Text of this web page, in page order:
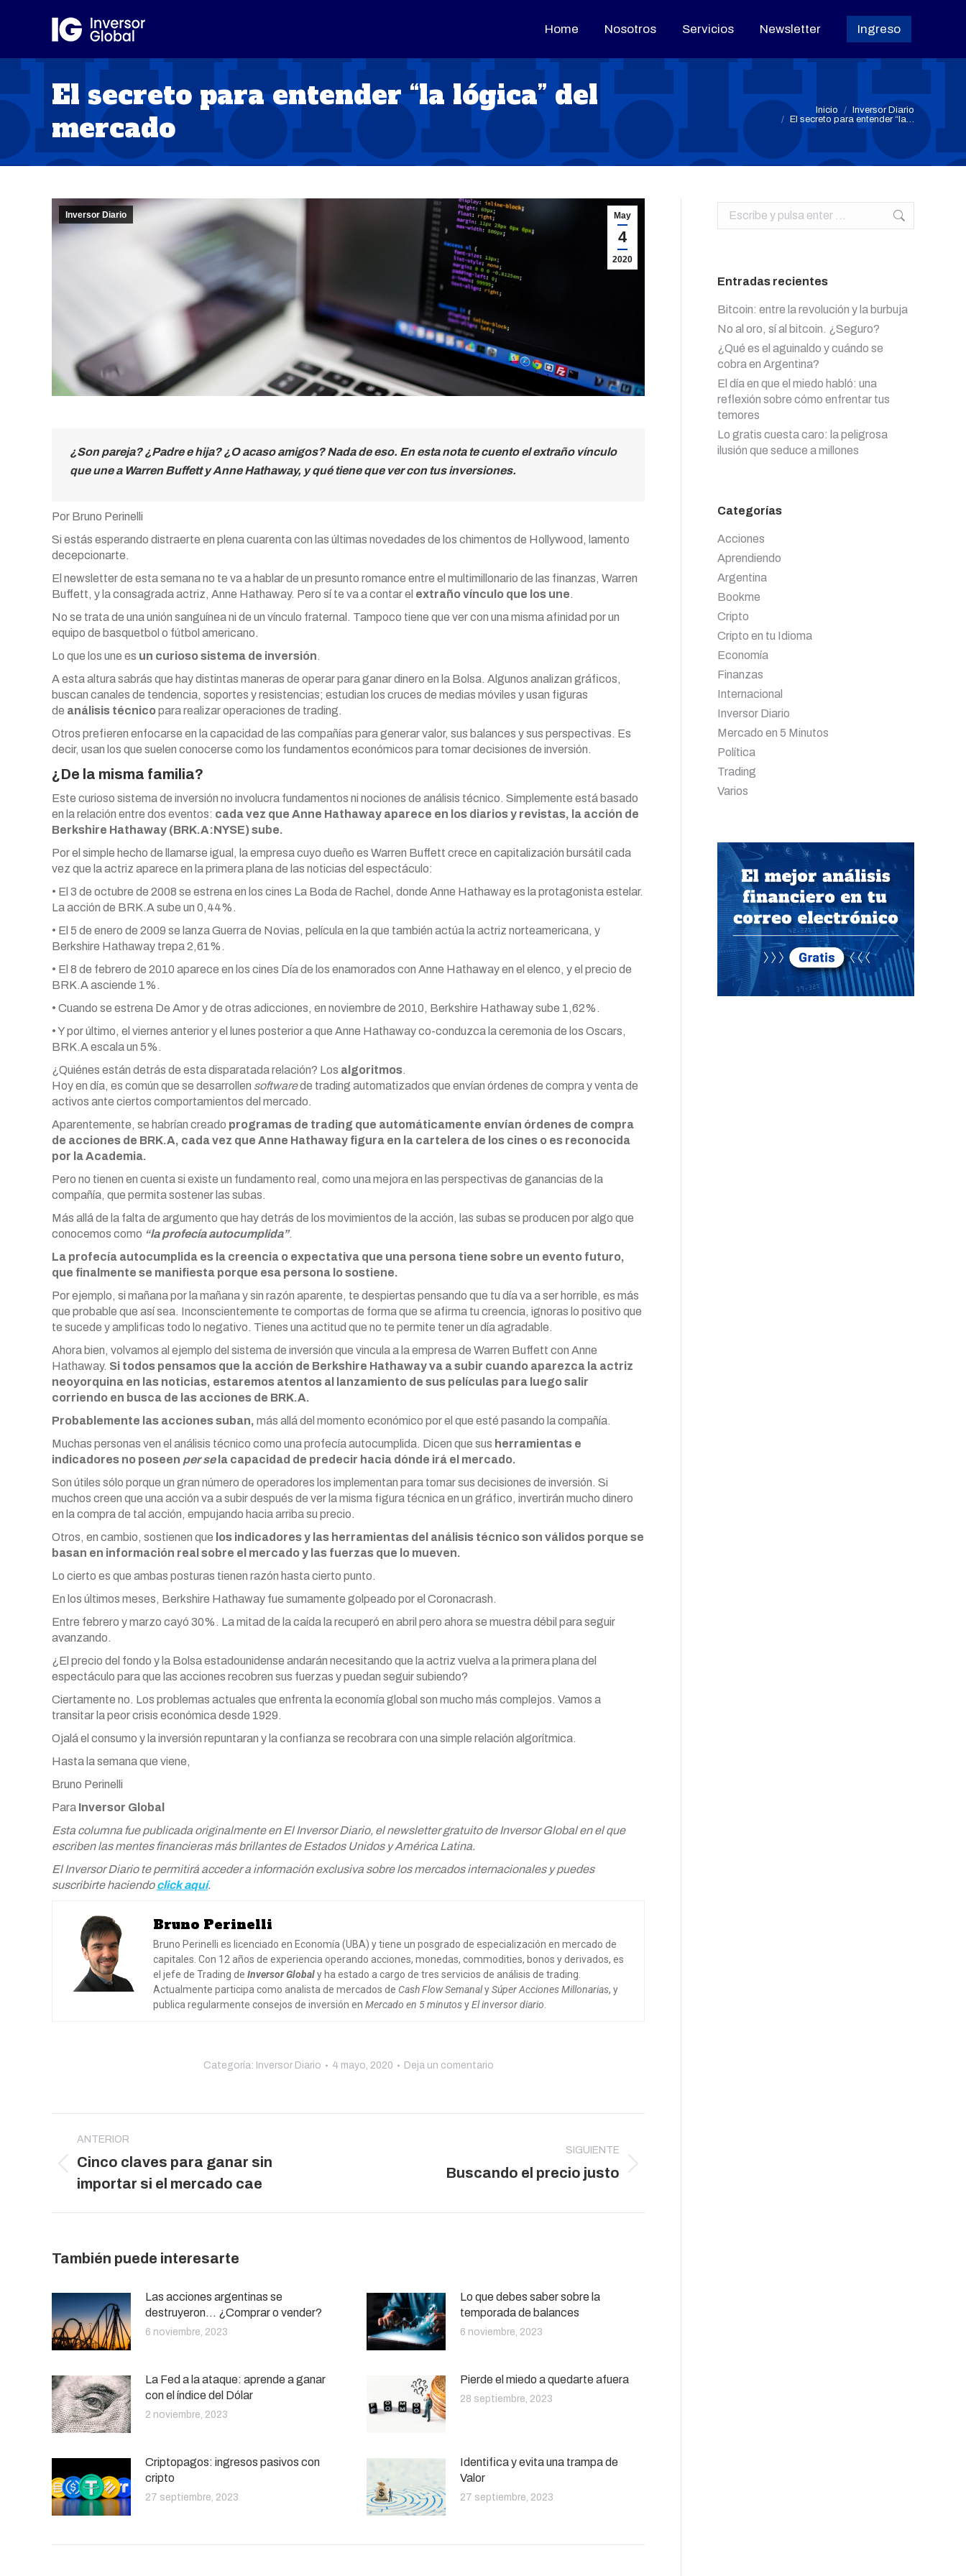
Home Nosotros Servicios Newsletter Ingreso
El secreto para entender “la lógica” del
mercado
Inicio
Inversor Diario
El secreto para entender “la…
May
4
2020
Inversor Diario
¿Son pareja? ¿Padre e hija? ¿O acaso amigos? Nada de eso. En esta nota te cuento el extraño vínculo
que une a Warren Buffett y Anne Hathaway, y qué tiene que ver con tus inversiones.
Por Bruno Perinelli
Si estás esperando distraerte en plena cuarenta con las últimas novedades de los chimentos de Hollywood, lamento
decepcionarte.
El newsletter de esta semana no te va a hablar de un presunto romance entre el multimillonario de las finanzas, Warren
Buffett, y la consagrada actriz, Anne Hathaway. Pero sí te va a contar el extraño vínculo que los une.
No se trata de una unión sanguínea ni de un vínculo fraternal. Tampoco tiene que ver con una misma afinidad por un
equipo de basquetbol o fútbol americano.
Lo que los une es un curioso sistema de inversión.
A esta altura sabrás que hay distintas maneras de operar para ganar dinero en la Bolsa. Algunos analizan gráficos,
buscan canales de tendencia, soportes y resistencias; estudian los cruces de medias móviles y usan figuras
de análisis técnicopara realizar operaciones de trading.
Otros prefieren enfocarse en la capacidad de las compañías para generar valor, sus balances y sus perspectivas. Es
decir, usan los que suelen conocerse como los fundamentos económicos para tomar decisiones de inversión.
¿De la misma familia?
Este curioso sistema de inversión no involucra fundamentos ni nociones de análisis técnico. Simplemente está basado
en la relación entre dos eventos: cada vez que Anne Hathaway aparece en los diarios y revistas, la acción de
Berkshire Hathaway (BRK.A:NYSE) sube.
Por el simple hecho de llamarse igual, la empresa cuyo dueño es Warren Buffett crece en capitalización bursátil cada
vez que la actriz aparece en la primera plana de las noticias del espectáculo:
• El 3 de octubre de 2008 se estrena en los cines La Boda de Rachel, donde Anne Hathaway es la protagonista estelar.
La acción de BRK.A sube un 0,44%.
• El 5 de enero de 2009 se lanza Guerra de Novias, película en la que también actúa la actriz norteamericana, y
Berkshire Hathaway trepa 2,61%.
• El 8 de febrero de 2010 aparece en los cines Día de los enamorados con Anne Hathaway en el elenco, y el precio de
BRK.A asciende 1%.
• Cuando se estrena De Amor y de otras adicciones, en noviembre de 2010, Berkshire Hathaway sube 1,62%.
• Y por último, el viernes anterior y el lunes posterior a que Anne Hathaway co-conduzca la ceremonia de los Oscars,
BRK.A escala un 5%.
¿Quiénes están detrás de esta disparatada relación? Los algoritmos.
Hoy en día, es común que se desarrollen softwarede trading automatizados que envían órdenes de compra y venta de
activos ante ciertos comportamientos del mercado.
Aparentemente, se habrían creado programas de trading que automáticamente envían órdenes de compra
de acciones de BRK.A, cada vez que Anne Hathaway figura en la cartelera de los cines o es reconocida
por la Academia.
Pero no tienen en cuenta si existe un fundamento real, como una mejora en las perspectivas de ganancias de la
compañía, que permita sostener las subas.
Más allá de la falta de argumento que hay detrás de los movimientos de la acción, las subas se producen por algo que
conocemos como “la profecía autocumplida”.
La profecía autocumplida es la creencia o expectativa que una persona tiene sobre un evento futuro,
que finalmente se manifiesta porque esa persona lo sostiene.
Por ejemplo, si mañana por la mañana y sin razón aparente, te despiertas pensando que tu día va a ser horrible, es más
que probable que así sea. Inconscientemente te comportas de forma que se afirma tu creencia, ignoras lo positivo que
te sucede y amplificas todo lo negativo. Tienes una actitud que no te permite tener un día agradable.
Ahora bien, volvamos al ejemplo del sistema de inversión que vincula a la empresa de Warren Buffett con Anne
Hathaway. Si todos pensamos que la acción de Berkshire Hathaway va a subir cuando aparezca la actriz
neoyorquina en las noticias, estaremos atentos al lanzamiento de sus películas para luego salir
corriendo en busca de las acciones de BRK.A.
Probablemente las acciones suban, más allá del momento económico por el que esté pasando la compañía.
Muchas personas ven el análisis técnico como una profecía autocumplida. Dicen que sus herramientas e
indicadores no poseen per sela capacidad de predecir hacia dónde irá el mercado.
Son útiles sólo porque un gran número de operadores los implementan para tomar sus decisiones de inversión. Si
muchos creen que una acción va a subir después de ver la misma figura técnica en un gráfico, invertirán mucho dinero
en la compra de tal acción, empujando hacia arriba su precio.
Otros, en cambio, sostienen que los indicadores y las herramientas del análisis técnico son válidos porque se
basan en información real sobre el mercado y las fuerzas que lo mueven.
Lo cierto es que ambas posturas tienen razón hasta cierto punto.
En los últimos meses, Berkshire Hathaway fue sumamente golpeado por el Coronacrash.
Entre febrero y marzo cayó 30%. La mitad de la caída la recuperó en abril pero ahora se muestra débil para seguir
avanzando.
¿El precio del fondo y la Bolsa estadounidense andarán necesitando que la actriz vuelva a la primera plana del
espectáculo para que las acciones recobren sus fuerzas y puedan seguir subiendo?
Ciertamente no. Los problemas actuales que enfrenta la economía global son mucho más complejos. Vamos a
transitar la peor crisis económica desde 1929.
Ojalá el consumo y la inversión repuntaran y la confianza se recobrara con una simple relación algorítmica.
Hasta la semana que viene,
Bruno Perinelli
Para Inversor Global
Esta columna fue publicada originalmente en El Inversor Diario, el newsletter gratuito de Inversor Global en el que
escriben las mentes financieras más brillantes de Estados Unidos y América Latina.
El Inversor Diario te permitirá acceder a información exclusiva sobre los mercados internacionales y puedes
suscribirte haciendoclick aquí.
Bruno Perinelli
Bruno Perinelli es licenciado en Economía (UBA) y tiene un posgrado de especialización en mercado de
capitales. Con 12 años de experiencia operando acciones, monedas, commodities, bonos y derivados, es
el jefe de Trading de Inversor Globaly ha estado a cargo de tres servicios de análisis de trading.
Actualmente participa como analista de mercados de Cash Flow SemanalySúper Acciones Millonarias, y
publica regularmente consejos de inversión en Mercado en 5 minutosyEl inversor diario
Categoría: Inversor Diario 4 mayo, 2020 Deja un comentario
entre
publicaciones
ANTERIOR
Publicación
anterior:
Cinco claves para ganar sin
importar si el mercado cae
SIGUIENTE
Buscando el precio justo
También puede interesarte
Las acciones argentinas se
destruyeron… ¿Comprar o vender?
6 noviembre, 2023
Lo que debes saber sobre la
temporada de balances
6 noviembre, 2023
La Fed a la ataque: aprende a ganar
con el índice del Dólar
2 noviembre, 2023
Pierde el miedo a quedarte afuera
28 septiembre, 2023
Criptopagos: ingresos pasivos con
cripto
27 septiembre, 2023
Identifica y evita una trampa de
Valor
27 septiembre, 2023
Buscar:
Entradas recientes
Bitcoin: entre la revolución y la burbuja
No al oro, sí al bitcoin. ¿Seguro?
¿Qué es el aguinaldo y cuándo se
cobra en Argentina?
El día en que el miedo habló: una
reflexión sobre cómo enfrentar tus
temores
Lo gratis cuesta caro: la peligrosa
ilusión que seduce a millones
Categorías
Acciones
Aprendiendo
Argentina
Bookme
Cripto
Cripto en tu Idioma
Economía
Finanzas
Internacional
Inversor Diario
Mercado en 5 Minutos
Política
Trading
Varios
Home Nosotros Servicios Newsletter Ingreso